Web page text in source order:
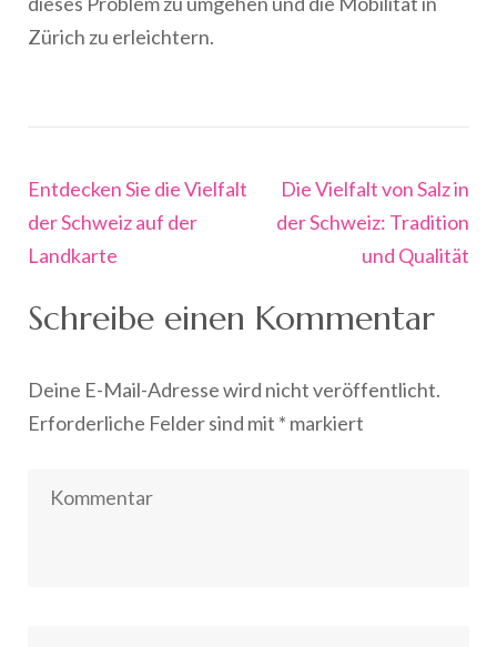
Zürich zu erleichtern.
Beitragsnavigation
Entdecken Sie die Vielfalt
der Schweiz auf der
Landkarte
Die Vielfalt von Salz in
der Schweiz: Tradition
und Qualität
Schreibe einen Kommentar
Deine E-Mail-Adresse wird nicht veröffentlicht.
Erforderliche Felder sind mit * markiert